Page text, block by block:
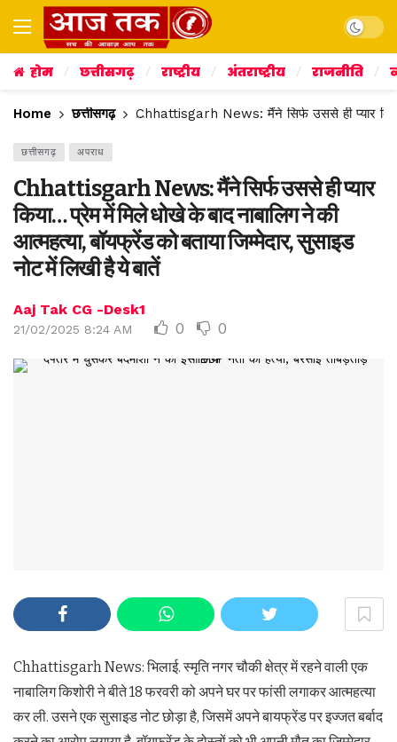
Dark
होम छत्तीसगढ़ राष्ट्रीय अंतराष्ट्रीय राजनीति
Home छत्तीसगढ़ Chhattisgarh News: मैंने सिर्फ उससे ही प्यार
छत्तीसगढ़ अपराध
Chhattisgarh News: मैंने सिर्फ उससे ही प्यार
किया… प्रेम में मिले धोखे के बाद नाबालिग ने की
आत्महत्या, बॉयफ्रेंड को बताया जिम्मेदार, सुसाइड
नोट में लिखी है ये बातें
Aaj Tak CG -Desk1
21/02/2025 8:24 AM 0 0
Chhattisgarh News: भिलाई. स्मृति नगर चौकी क्षेत्र में रहने वाली एक
नाबालिग किशोरी ने बीते 18 फरवरी को अपने घर पर फांसी लगाकर आत्महत्या
कर ली. उसने एक सुसाइड नोट छोड़ा है, जिसमें अपने बायफ्रेंड पर इज्जत बर्बाद